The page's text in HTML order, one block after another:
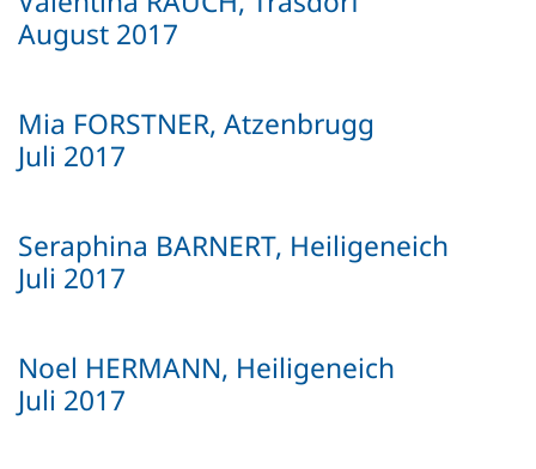
August 2017
Mia FORSTNER, Atzenbrugg
Juli 2017
Seraphina BARNERT, Heiligeneich
Juli 2017
Noel HERMANN, Heiligeneich
Juli 2017